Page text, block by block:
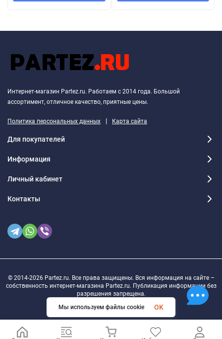
Интернет-магазин Partez.ru. Работаем с 2014 года. Большой
ассортимент, отличное качество, приятные цены.
Политика персональных данных | Карта сайта
Для покупателей
Информация
Личный кабинет
Контакты
© 2014-2026 Partez.ru. Все права защищены. Вся информация на сайте –
собственность интернет-магазина Partez.ru. Публикация информации без
разрешения запрещена.
Мы используем файлы cookie OK